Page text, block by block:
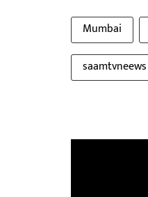
Mumbai
saamtvneews